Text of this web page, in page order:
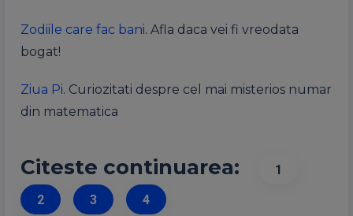
Zodiile care fac bani. Afla daca vei fi vreodata
bogat!
Ziua Pi. Curiozitati despre cel mai misterios numar
din matematica
Citeste continuarea:
1
2
3 4